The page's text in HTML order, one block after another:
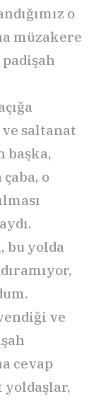
o
müzakere
saltanat
başka,
o
bu yolda
ve
cevap
yoldaşlar,